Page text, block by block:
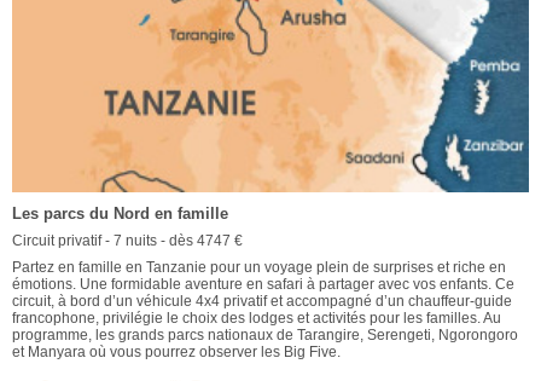
Les parcs du Nord en famille
Circuit privatif - 7 nuits - dès 4747 €
Partez en famille en Tanzanie pour un voyage plein de surprises et riche en
émotions. Une formidable aventure en safari à partager avec vos enfants. Ce
circuit, à bord d’un véhicule 4x4 privatif et accompagné d’un chauffeur-guide
francophone, privilégie le choix des lodges et activités pour les familles. Au
programme, les grands parcs nationaux de Tarangire, Serengeti, Ngorongoro
et Manyara où vous pourrez observer les Big Five.